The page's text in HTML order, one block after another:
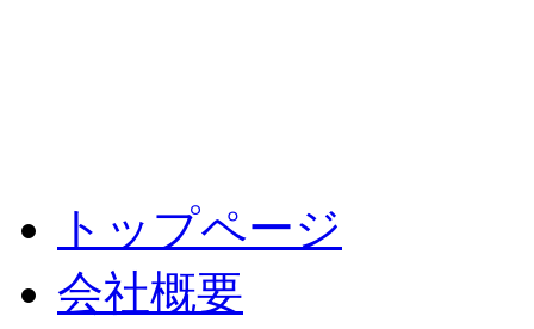
トップページ
会社概要